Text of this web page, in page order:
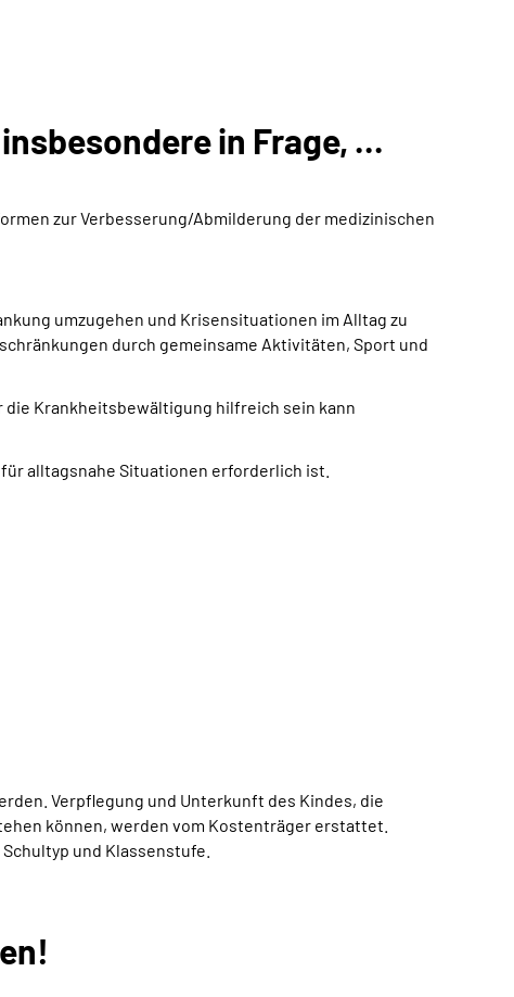
in Frage, ...
zur Verbesserung/Abmilderung der medizinischen
umzugehen und Krisensituationen im Alltag zu
durch gemeinsame Aktivitäten, Sport und
Krankheitsbewältigung hilfreich sein kann
alltagsnahe Situationen erforderlich ist.
Verpflegung und Unterkunft des Kindes, die
können, werden vom Kostenträger erstattet.
und Klassenstufe.